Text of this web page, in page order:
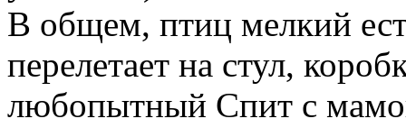
В общем, птиц мелкий
перелетает на стул,
любопытный Спит с